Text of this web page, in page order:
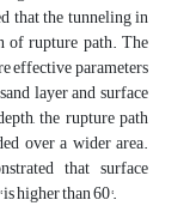
that the tunneling in
of rupture path. The
effective parameters
layer and surface
the rupture path
over a wider area.
that surface
higher than 60°.